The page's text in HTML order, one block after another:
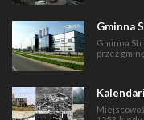
Gminna
Gminna
przez